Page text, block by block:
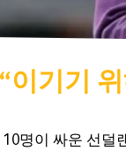
이기기
명이 싸운 선덜